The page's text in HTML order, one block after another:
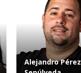
Alejandro Pérez